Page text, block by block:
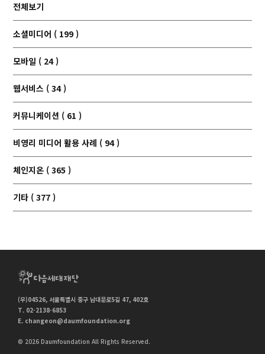
전체보기
소셜미디어 ( 199 )
모바일 ( 24 )
웹서비스 ( 34 )
커뮤니케이션 ( 61 )
비영리 미디어 활용 사례 ( 94 )
체인지온 ( 365 )
기타 ( 377 )
(우)04526, 서울특별시 중구 남대문로5길 47, 402호
T. 02-2138-6853
E. changeon@daumfoundation.org
© 2026 Daumfoundation All Rights Reserved.